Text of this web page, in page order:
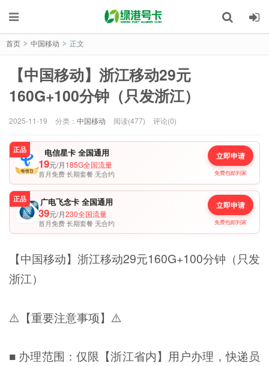
首页 > 中国移动 > 正文
【中国移动】浙江移动29元
160G+100分钟（只发浙江）
2025-11-19 分类： 中国移动 阅读(477) 评论(0)
正品 电信星卡 全国通用
19元/月185G全国流量
首月免费 长期套餐 无合约
立即申请
免费包邮到家
正品 广电飞念卡 全国通用
39元/月230全国流量
首月免费 长期套餐 无合约
立即申请
免费包邮到家
【中国移动】浙江移动29元160G+100分钟（只发
浙江）
⚠️【重要注意事项】⚠️
■ 办理范围：仅限【浙江省内】用户办理，快递员